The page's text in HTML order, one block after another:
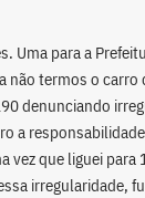
Uma para a
não termos o carro
denunciando
a
vez que liguei para
irregularidade,